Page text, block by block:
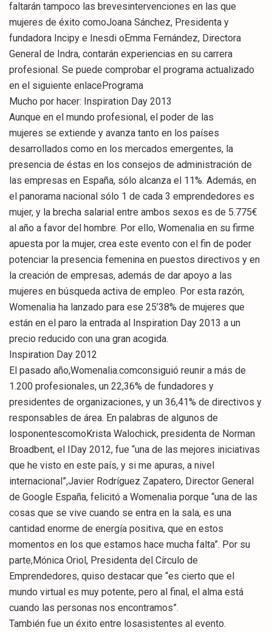
faltarán tampoco las brevesintervenciones en las que
mujeres de éxito comoJoana Sánchez, Presidenta y
fundadora Incipy e Inesdi oEmma Fernández, Directora
General de Indra, contarán experiencias en su carrera
profesional. Se puede comprobar el programa actualizado
en el siguiente enlacePrograma
Mucho por hacer: Inspiration Day 2013
Aunque en el mundo profesional, el poder de las
mujeres se extiende y avanza tanto en los países
desarrollados como en los mercados emergentes, la
presencia de éstas en los consejos de administración de
las empresas en España, sólo alcanza el 11%. Además, en
el panorama nacional sólo 1 de cada 3 emprendedores es
mujer, y la brecha salarial entre ambos sexos es de 5.775€
al año a favor del hombre. Por ello, Womenalia en su firme
apuesta por la mujer, crea este evento con el fin de poder
potenciar la presencia femenina en puestos directivos y en
la creación de empresas, además de dar apoyo a las
mujeres en búsqueda activa de empleo. Por esta razón,
Womenalia ha lanzado para ese 25’38% de mujeres que
están en el paro la entrada al Inspiration Day 2013 a un
precio reducido con una gran acogida.
Inspiration Day 2012
El pasado año,Womenalia.comconsiguió reunir a más de
1.200 profesionales, un 22,36% de fundadores y
presidentes de organizaciones, y un 36,41% de directivos y
responsables de área. En palabras de algunos de
losponentescomoKrista Walochick, presidenta de Norman
Broadbent, el IDay 2012, fue “una de las mejores iniciativas
que he visto en este país, y si me apuras, a nivel
internacional”,Javier Rodríguez Zapatero, Director General
de Google España, felicitó a Womenalia porque “una de las
cosas que se vive cuando se entra en la sala, es una
cantidad enorme de energía positiva, que en estos
momentos en los que estamos hace mucha falta”. Por su
parte,Mónica Oriol, Presidenta del Círculo de
Emprendedores, quiso destacar que “es cierto que el
mundo virtual es muy potente, pero al final, el alma está
cuando las personas nos encontramos”.
También fue un éxito entre losasistentes al evento.